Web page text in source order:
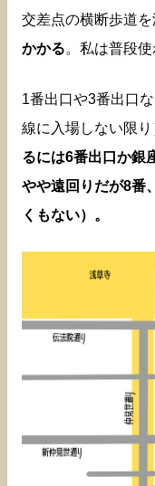
交差点の横断歩道を
かかる。私は普段使
1番出口や3番出口
線に入場しない限り
るには6番出口か銀
やや遠回りだが8番
くもない）。